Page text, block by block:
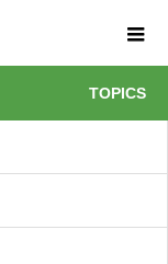
TOPICS